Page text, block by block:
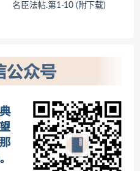
名臣法帖.第1-10 (附下载)